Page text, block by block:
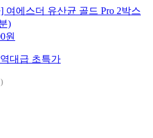
여에스더 유산균 골드 Pro 2박스
)
원
대급 초특가